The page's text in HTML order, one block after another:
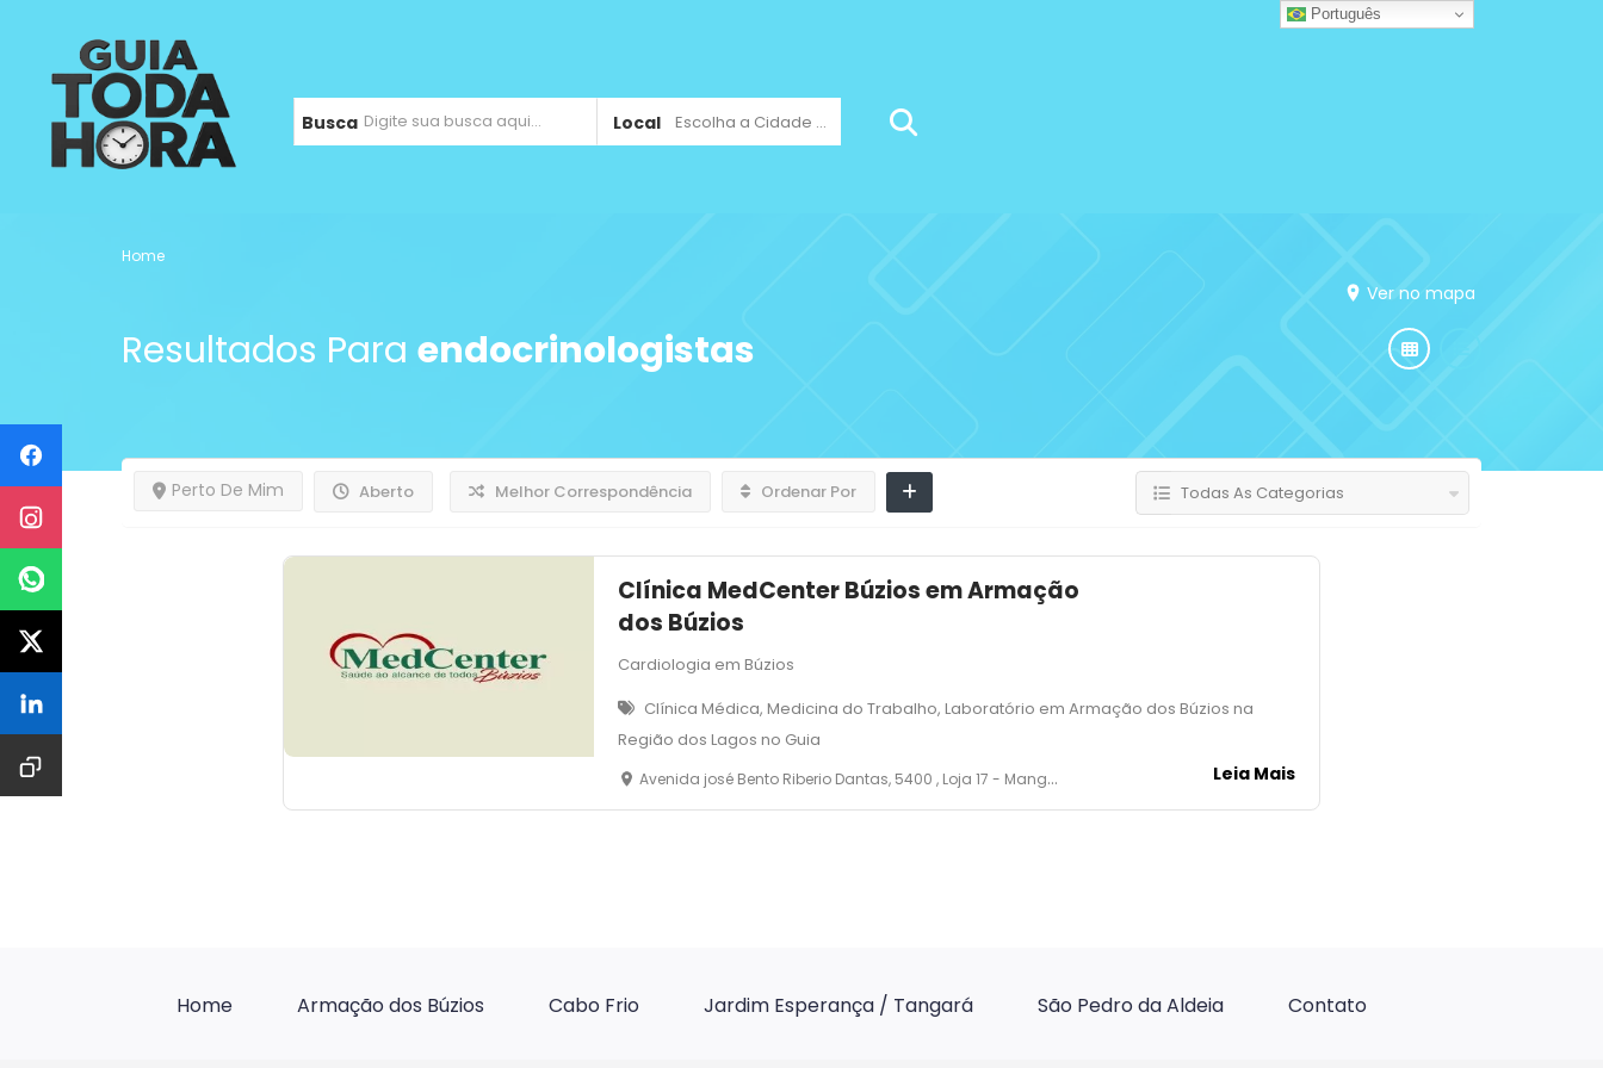
Busca Local Escolha a Cidade ...
Home
Ver no mapa
Resultados Para endocrinologistas
Aberto
Perto De Mim Melhor Correspondência Ordenar Por Todas As Categorias
Clínica MedCenter Búzios em Armação
dos Búzios
Cardiologia em Búzios
Clínica Médica, Medicina do Trabalho, Laboratório em Armação dos Búzios na
Região dos Lagos no Guia
Avenida josé Bento Riberio Dantas, 5400 , Loja 17 - Manguinhos - Armação dos Búzios Leia Mais
Home Armação dos Búzios Cabo Frio Jardim Esperança / Tangará São Pedro da Aldeia Contato
Português